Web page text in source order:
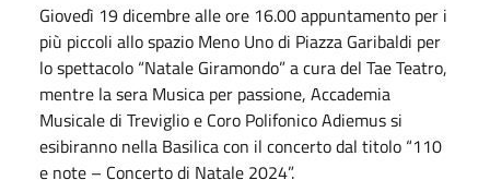
Giovedì 19 dicembre alle ore 16.00 appuntamento per i
più piccoli allo spazio Meno Uno di Piazza Garibaldi per
lo spettacolo “Natale Giramondo” a cura del Tae Teatro,
mentre la sera Musica per passione, Accademia
Musicale di Treviglio e Coro Polifonico Adiemus si
esibiranno nella Basilica con il concerto dal titolo “110
e note – Concerto di Natale 2024”.